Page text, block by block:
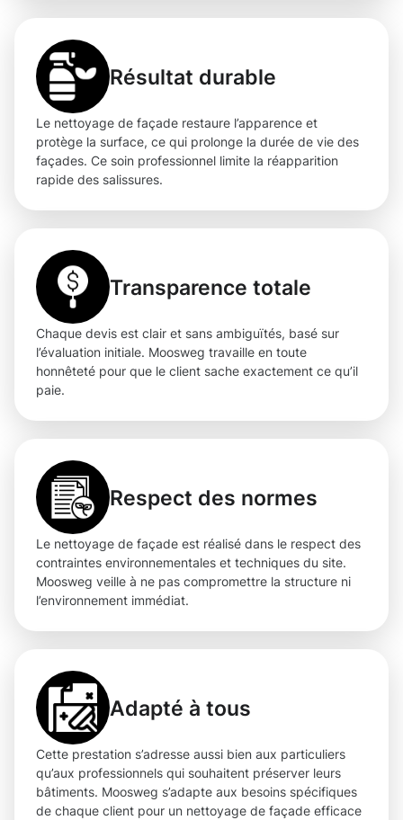
Résultat durable
Le nettoyage de façade restaure l’apparence et
protège la surface, ce qui prolonge la durée de vie des
façades. Ce soin professionnel limite la réapparition
rapide des salissures.
Transparence totale
Chaque devis est clair et sans ambiguïtés, basé sur
l’évaluation initiale. Moosweg travaille en toute
honnêteté pour que le client sache exactement ce qu’il
paie.
Respect des normes
Le nettoyage de façade est réalisé dans le respect des
contraintes environnementales et techniques du site.
Moosweg veille à ne pas compromettre la structure ni
l’environnement immédiat.
Adapté à tous
Cette prestation s’adresse aussi bien aux particuliers
qu’aux professionnels qui souhaitent préserver leurs
bâtiments. Moosweg s’adapte aux besoins spécifiques
de chaque client pour un nettoyage de façade efficace